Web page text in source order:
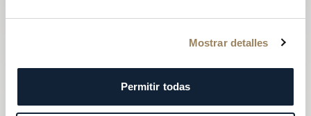
Mostrar detalles
Permitir todas